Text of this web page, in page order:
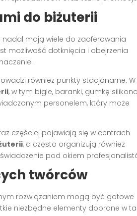
do biżuterii
mają wiele do zaoferowania
możliwość dotknięcia i obejrzenia
również punkty stacjonarne. W
, w tym bigle, baranki, gumkę
personelem, który może
częściej pojawiają się w centrach
, a często organizują również
pod okiem
twórców
rozwiązaniem mogą być gotowe
niezbędne elementy dobrane w